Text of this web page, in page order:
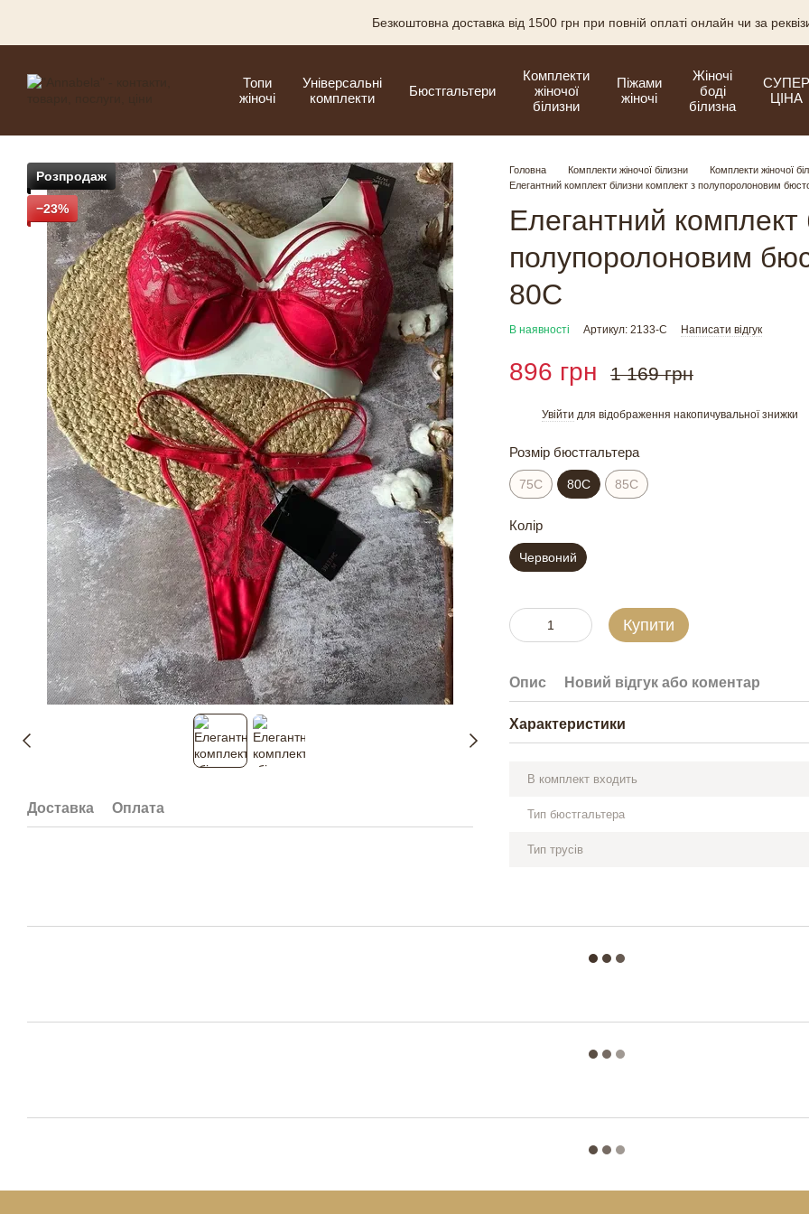
Безкоштовна доставка від 1500 грн при повній оплаті онлайн чи за
Топи
жіночі
Універсальні
комплекти
Бюстгальтери
Комплекти
жіночої
білизни
Піжами
жіночі
Жіночі
боді
білизна
СУПЕР
ЦІНА
Розпродаж
−23%
Доставка Оплата
Головна Комплекти жіночої білизни
Комплекти жіночої
Елегантний комплект білизни комплект з полупоролоновим
Елегантний комплект
полупоролоновим
80C
В наявності Артикул: 2133-C Написати відгук
896 грн 1 169 грн
Увійти для відображення накопичувальної знижки
Розмір бюстгальтера
75C 80C 85C
Колір
Червоний
Купити
Опис Новий відгук або коментар
Характеристики
В комплект входить
Тип бюстгальтера
Тип трусів